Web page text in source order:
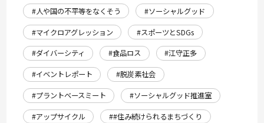
#人や国の不平等をなくそう
#ソーシャルグッド
#マイクロアグレッション
#スポーツとSDGs
#ダイバーシティ
#食品ロス
#江守正多
#イベントレポート
#脱炭素社会
#プラントベースミート
#ソーシャルグッド推進室
#アップサイクル
##住み続けられるまちづくり